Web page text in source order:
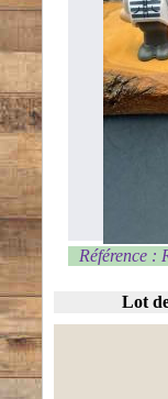
Référence :
Lot